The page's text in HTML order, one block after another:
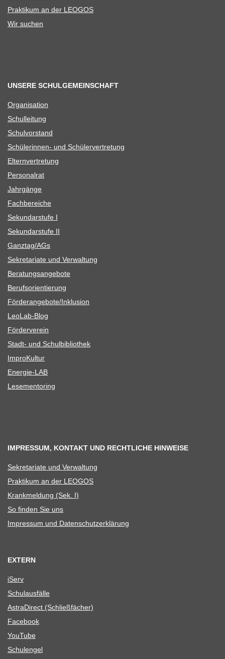
Prak­ti­kum an der LEOGOS
Wir suchen
UNSERE SCHULGEMEINSCHAFT
Orga­ni­sa­tion
Schul­lei­tung
Schul­vor­stand
Schü­le­rin­nen- und Schülervertretung
Eltern­ver­tre­tung
Per­so­nal­rat
Jahr­gänge
Fach­be­rei­che
Sekun­dar­stufe I
Sekun­dar­stufe II
Ganztag/​​AGs
Sekre­ta­riate und Verwaltung
Bera­tungs­an­ge­bote
Berufs­ori­en­tie­rung
Förderangebote/​​Inklusion
Leo­Lab-Blog
För­der­ver­ein
Stadt- und Schulbibliothek
Impro­Kul­tur
Ener­­gie-LAB
Lese­men­to­ring
IMPRESSUM, KONTAKT UND RECHTLICHE HINWEISE
Sekre­ta­riate und Verwaltung
Prak­ti­kum an der LEOGOS
Krank­mel­dung (Sek. I)
So fin­den Sie uns
Impres­sum und Datenschutzerklärung
EXTERN
iServ
Schul­aus­fälle
Astra­Di­rect (Schließ­fä­cher)
Face­book
You­Tube
Schul­en­gel